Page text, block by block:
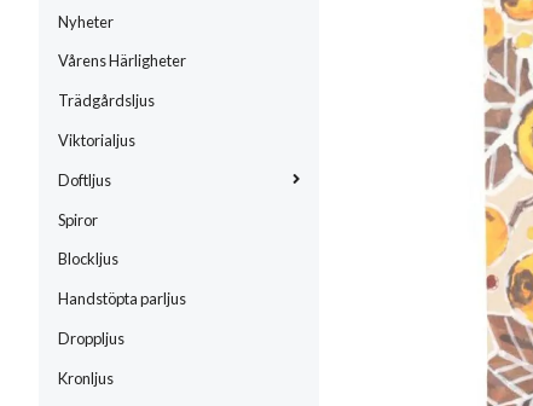
Nyheter
Vårens Härligheter
Trädgårdsljus
Viktorialjus
Doftljus
Spiror
Blockljus
Handstöpta parljus
Droppljus
Kronljus